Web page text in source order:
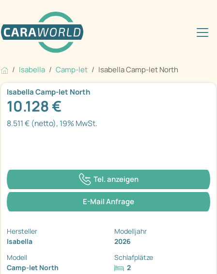
Isabella Camp-let Isabella Camp-let North
Isabella Camp-let North
10.128 €
8.511 € (netto), 19% MwSt.
Tel. anzeigen
E-Mail Anfrage
Hersteller
Isabella
Modelljahr
2026
Modell
Camp-let North
Schlafplätze
2